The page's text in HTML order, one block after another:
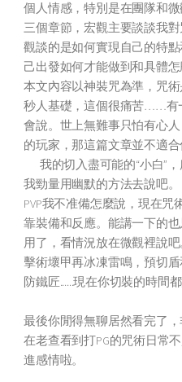
個人情感，特別是在團隊和微
三個章節，宏觀主要談談我
觀談的是如何實現自己的特
己出發如何才能做到和具體怎
本文內容以神裝咒為準，咒
秒人基礎，這個很痛苦……有
會說。世上無難事只怕有心
的玩家，那這篇文章並不適合
我的切入盡可能的“小白”，
我勁量用幽默的方法去說吧。
PVP我不准備怎麼說，現在
靠裝備和反應。能講一下的
用了，看情況放在微觀裡說
擊術壞甲再冰凍雷鳴，預切
防鐵匠......現在你切裝的時間都
最後你閒得無聊居然看完了
在老查看到打PG的咒術日常
進感情啦。